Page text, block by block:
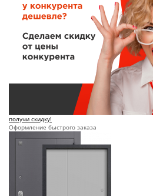
получи скидку!
Оформление быстрого заказа